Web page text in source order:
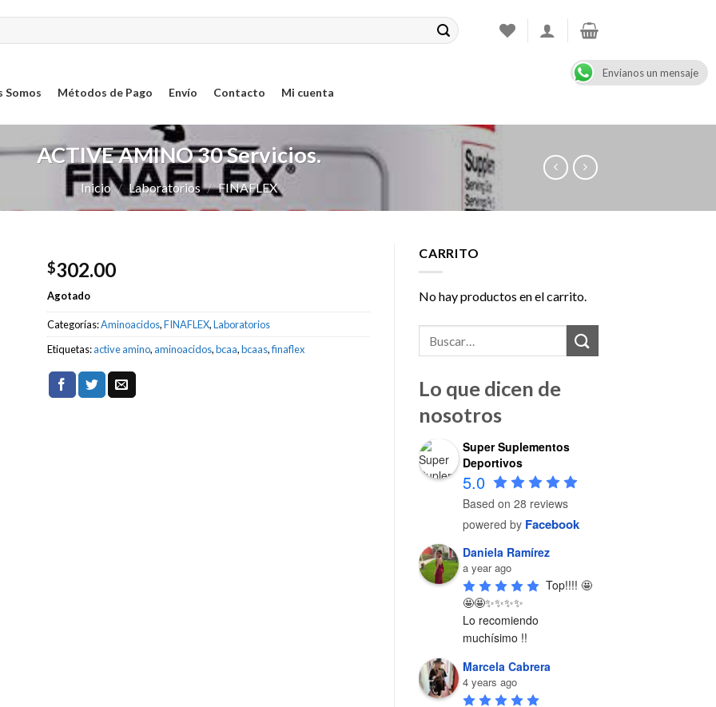
Somos Métodos de Pago Envío Contacto Mi cuenta
ACTIVE AMINO 30 Servicios.
Inicio / Laboratorios / FINAFLEX
$302.00
Agotado
Categorías:Aminoacidos,FINAFLEX,Laboratorios
Etiquetas:active amino,aminoacidos,bcaa,bcaas,finaflex
CARRITO
No hay productos en el carrito.
Lo que dicen de
nosotros
Super Suplementos
Deportivos
5.0
Based on 28 reviews
powered by Facebook
Daniela Ramírez
a year ago
Top!!!! 🤩
🤩🤩✨✨✨✨
Lo recomiendo
muchísimo !!
Marcela Cabrera
4 years ago
Envianos un mensaje